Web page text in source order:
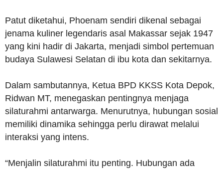
Patut diketahui, Phoenam sendiri dikenal sebagai
jenama kuliner legendaris asal Makassar sejak 1947
yang kini hadir di Jakarta, menjadi simbol pertemuan
budaya Sulawesi Selatan di ibu kota dan sekitarnya.
Dalam sambutannya, Ketua BPD KKSS Kota Depok,
Ridwan MT, menegaskan pentingnya menjaga
silaturahmi antarwarga. Menurutnya, hubungan sosial
memiliki dinamika sehingga perlu dirawat melalui
interaksi yang intens.
“Menjalin silaturahmi itu penting. Hubungan ada